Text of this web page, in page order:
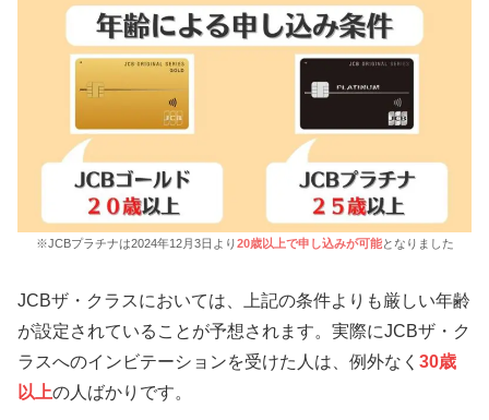
※JCBプラチナは2024年12月3日より20歳以上で申し込みが可能となりました
JCBザ・クラスにおいては、上記の条件よりも厳しい年齢
が設定されていることが予想されます。実際にJCBザ・ク
ラスへのインビテーションを受けた人は、例外なく 30歳
以上の人ばかりです。